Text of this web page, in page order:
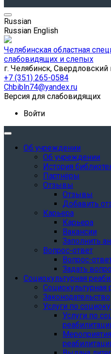
Russian
Russian English
Челябинская областная
слабовидящих и слепых
г. Челябинск, Свердловский
+7 (351) 265-0584
Chbibln74@yandex.ru
Версия для слабовидящих
Войти
Об учреждении
Об учреждении
История
Партнёры
Отзывы
Отзывы
Добавить
Карьера
Карьера
Вакансии
Заполнить
Вопрос-ответ
Вопрос-
Задать
Социокультурная
Социокультурная
Законодательство
Услуги по
Услуги по